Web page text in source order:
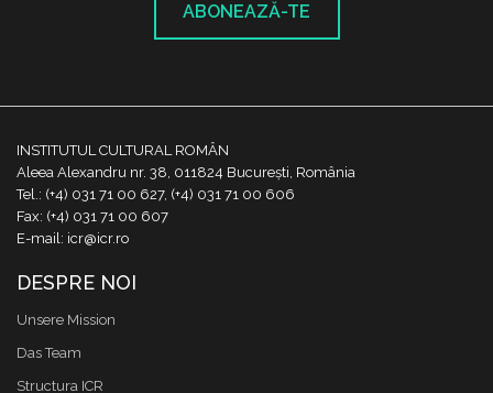
ABONEAZĂ-TE
INSTITUTUL CULTURAL ROMÂN
Aleea Alexandru nr. 38, 011824 București, România
Tel.: (+4) 031 71 00 627, (+4) 031 71 00 606
Fax: (+4) 031 71 00 607
E-mail: icr@icr.ro
DESPRE NOI
Unsere Mission
Das Team
Structura ICR